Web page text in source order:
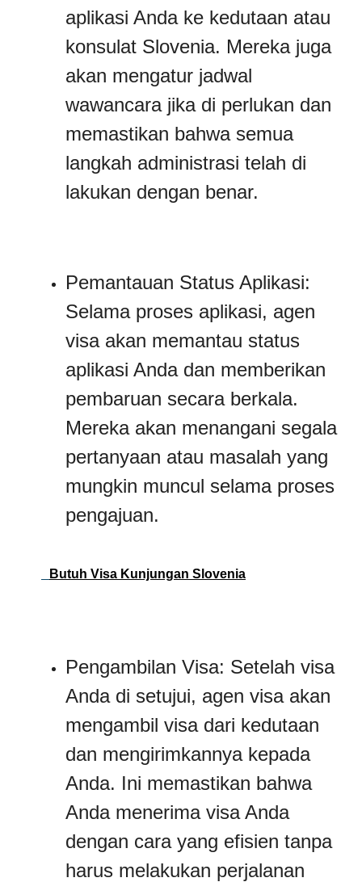
aplikasi Anda ke kedutaan atau
konsulat Slovenia. Mereka juga
akan mengatur jadwal
wawancara jika di perlukan dan
memastikan bahwa semua
langkah administrasi telah di
lakukan dengan benar.
Pemantauan Status Aplikasi:
Selama proses aplikasi, agen
visa akan memantau status
aplikasi Anda dan memberikan
pembaruan secara berkala.
Mereka akan menangani segala
pertanyaan atau masalah yang
mungkin muncul selama proses
pengajuan.
Butuh Visa Kunjungan Slovenia
Pengambilan Visa: Setelah visa
Anda di setujui, agen visa akan
mengambil visa dari kedutaan
dan mengirimkannya kepada
Anda. Ini memastikan bahwa
Anda menerima visa Anda
dengan cara yang efisien tanpa
harus melakukan perjalanan